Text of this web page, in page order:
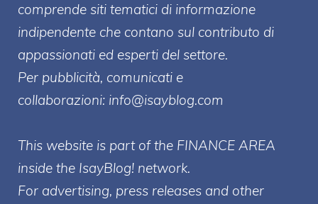
comprende siti tematici di informazione
indipendente che contano sul contributo di
appassionati ed esperti del settore.
Per pubblicità, comunicati e
collaborazioni: info@isayblog.com
This website is part of the FINANCE AREA
inside the IsayBlog! network.
For advertising, press releases and other